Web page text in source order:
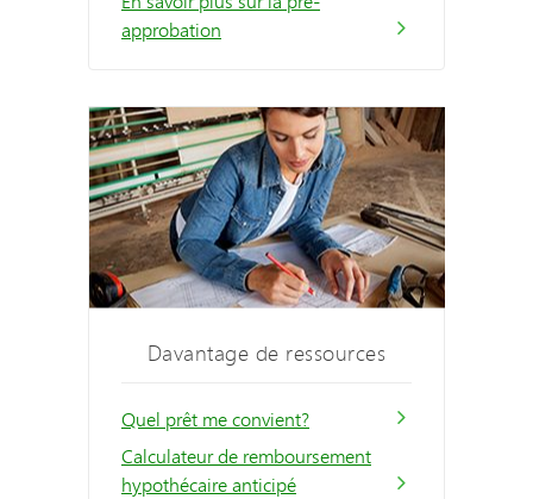
approbation
Davantage de ressources
Quel prêt me convient?
Calculateur de remboursement
hypothécaire anticipé